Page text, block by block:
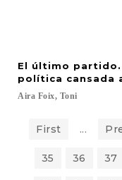
El último partido.
política cansada
Aira Foix, Toni
First ...
35 36 37